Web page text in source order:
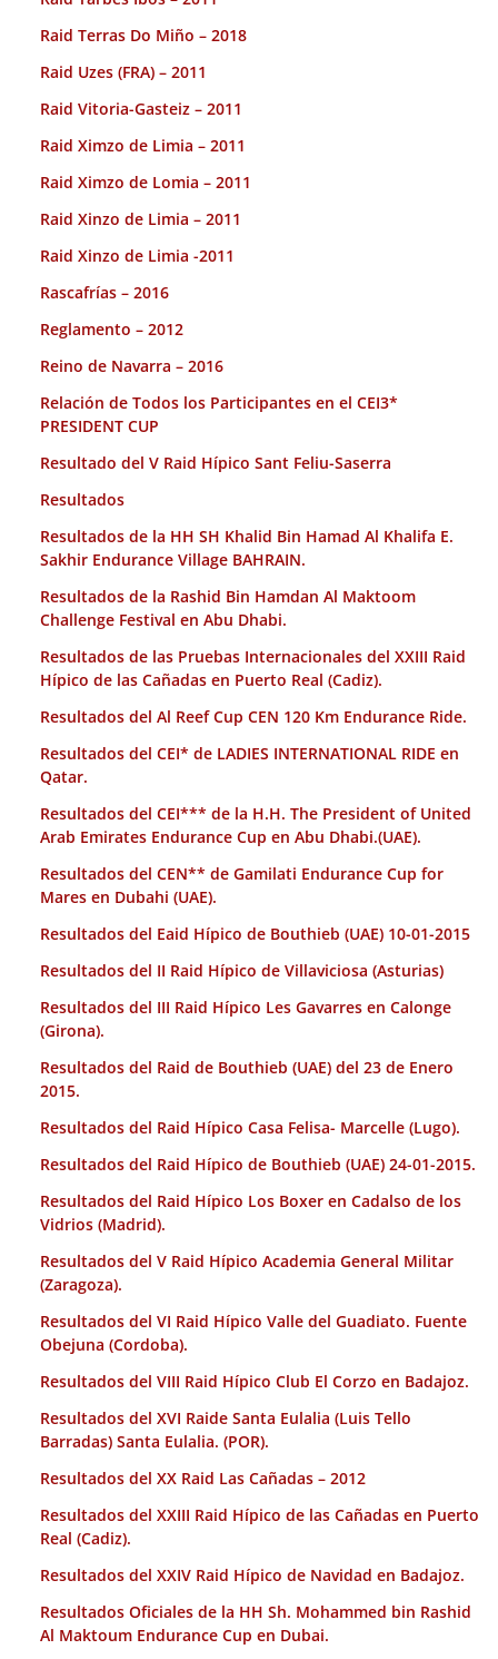
Raid Terras Do Miño – 2018
Raid Uzes (FRA) – 2011
Raid Vitoria-Gasteiz – 2011
Raid Ximzo de Limia – 2011
Raid Ximzo de Lomia – 2011
Raid Xinzo de Limia – 2011
Raid Xinzo de Limia -2011
Rascafrías – 2016
Reglamento – 2012
Reino de Navarra – 2016
Relación de Todos los Participantes en el CEI3*
PRESIDENT CUP
Resultado del V Raid Hípico Sant Feliu-Saserra
Resultados
Resultados de la HH SH Khalid Bin Hamad Al Khalifa E.
Sakhir Endurance Village BAHRAIN.
Resultados de la Rashid Bin Hamdan Al Maktoom
Challenge Festival en Abu Dhabi.
Resultados de las Pruebas Internacionales del XXIII Raid
Hípico de las Cañadas en Puerto Real (Cadiz).
Resultados del Al Reef Cup CEN 120 Km Endurance Ride.
Resultados del CEI* de LADIES INTERNATIONAL RIDE en
Qatar.
Resultados del CEI*** de la H.H. The President of United
Arab Emirates Endurance Cup en Abu Dhabi.(UAE).
Resultados del CEN** de Gamilati Endurance Cup for
Mares en Dubahi (UAE).
Resultados del Eaid Hípico de Bouthieb (UAE) 10-01-2015
Resultados del II Raid Hípico de Villaviciosa (Asturias)
Resultados del III Raid Hípico Les Gavarres en Calonge
(Girona).
Resultados del Raid de Bouthieb (UAE) del 23 de Enero
2015.
Resultados del Raid Hípico Casa Felisa- Marcelle (Lugo).
Resultados del Raid Hípico de Bouthieb (UAE) 24-01-2015.
Resultados del Raid Hípico Los Boxer en Cadalso de los
Vidrios (Madrid).
Resultados del V Raid Hípico Academia General Militar
(Zaragoza).
Resultados del VI Raid Hípico Valle del Guadiato. Fuente
Obejuna (Cordoba).
Resultados del VIII Raid Hípico Club El Corzo en Badajoz.
Resultados del XVI Raide Santa Eulalia (Luis Tello
Barradas) Santa Eulalia. (POR).
Resultados del XX Raid Las Cañadas – 2012
Resultados del XXIII Raid Hípico de las Cañadas en Puerto
Real (Cadiz).
Resultados del XXIV Raid Hípico de Navidad en Badajoz.
Resultados Oficiales de la HH Sh. Mohammed bin Rashid
Al Maktoum Endurance Cup en Dubai.